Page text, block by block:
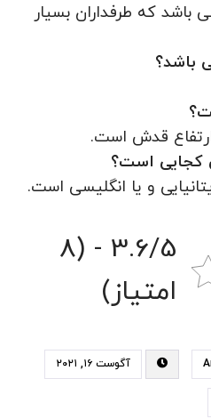
باشد که طرفداران بسیار
باشد؟
کجایی است؟
و یا انگلیسی است.
3.6/5 - (8
امتیاز)
آگوست ۱۶, ۲۰۲۱